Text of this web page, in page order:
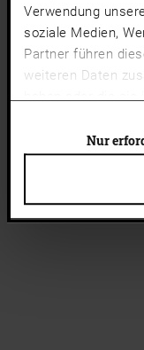
Verwendung
soziale Medien,
Partner führen
weiteren Daten
haben oder die sie
können
Cookie-
Nur